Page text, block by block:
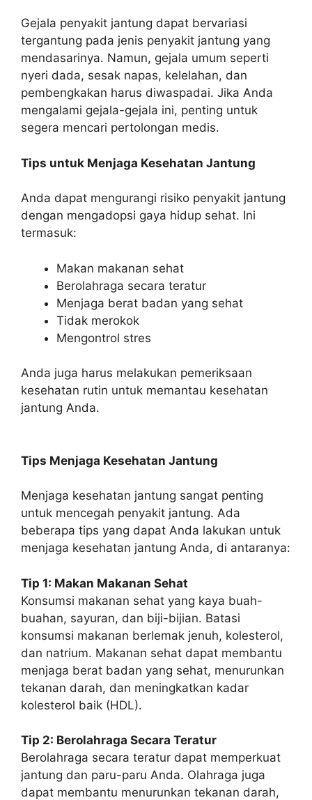
Gejala penyakit jantung dapat bervariasi
tergantung pada jenis penyakit jantung yang
mendasarinya. Namun, gejala umum seperti
nyeri dada, sesak napas, kelelahan, dan
pembengkakan harus diwaspadai. Jika Anda
mengalami gejala-gejala ini, penting untuk
segera mencari pertolongan medis.
Tips untuk Menjaga Kesehatan Jantung
Anda dapat mengurangi risiko penyakit jantung
dengan mengadopsi gaya hidup sehat. Ini
termasuk:
Makan makanan sehat
Berolahraga secara teratur
Menjaga berat badan yang sehat
Tidak merokok
Mengontrol stres
Anda juga harus melakukan pemeriksaan
kesehatan rutin untuk memantau kesehatan
jantung Anda.
Tips Menjaga Kesehatan Jantung
Menjaga kesehatan jantung sangat penting
untuk mencegah penyakit jantung. Ada
beberapa tips yang dapat Anda lakukan untuk
menjaga kesehatan jantung Anda, di antaranya:
Tip 1: Makan Makanan Sehat
Konsumsi makanan sehat yang kaya buah-
buahan, sayuran, dan biji-bijian. Batasi
konsumsi makanan berlemak jenuh, kolesterol,
dan natrium. Makanan sehat dapat membantu
menjaga berat badan yang sehat, menurunkan
tekanan darah, dan meningkatkan kadar
kolesterol baik (HDL).
Tip 2: Berolahraga Secara Teratur
Berolahraga secara teratur dapat memperkuat
jantung dan paru-paru Anda. Olahraga juga
dapat membantu menurunkan tekanan darah,